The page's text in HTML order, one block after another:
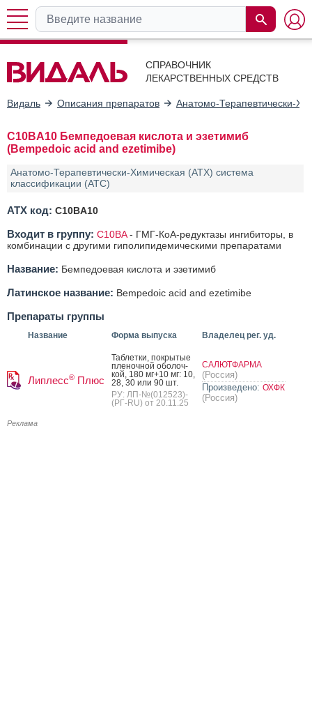
СПРАВОЧНИК
ЛЕКАРСТВЕННЫХ СРЕДСТВ
Видаль Описания препаратов Анатомо-Терапевтически-
C10BA10 Бемпедоевая кислота и эзетимиб
(Bempedoic acid and ezetimibe)
Анатомо-Терапевтически-Химическая (АТХ) система
классификации (ATC)
АТХ код: C10BA10
Входит в группу: C10BA- ГМГ-КоА-редуктазы ингибиторы, в
комбинации с другими гиполипидемическими препаратами
Название: Бемпедоевая кислота и эзетимиб
Латинское название: Bempedoic acid and ezetimibe
Препараты группы
Название Форма выпуска Владелец рег. уд.
Липлесс® Плюс
Таб­летки, пок­ры­тые
пле­ноч­ной обо­лоч­
кой, 180 мг+10 мг: 10,
28, 30 или 90 шт.
РУ: ЛП-№(012523)-
(РГ-RU) от 20.11.25
САЛЮТФАРМА
(Россия)
Произведено: ОХФК
(Россия)
Реклама